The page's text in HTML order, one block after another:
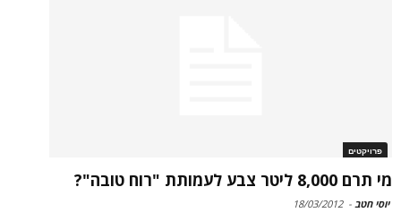
פרויקטים
מי תרם 8,000 ליטר צבע לעמותת "רוח טובה"?
יוסי חטב -
18/03/2012